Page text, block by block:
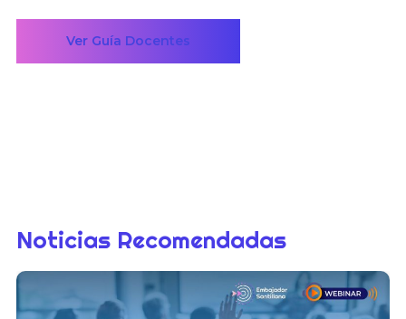
Ver Guía Docentes
Noticias Recomendadas